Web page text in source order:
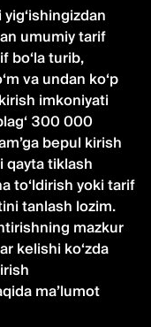
umumiy tarif
bo‘la turib,
va undan ko‘p
imkoniyati
300 000
bepul kirish
qayta tiklash
to‘ldirish yoki tarif
tanlash lozim.
mazkur
kelishi ko‘zda
ma’lumot